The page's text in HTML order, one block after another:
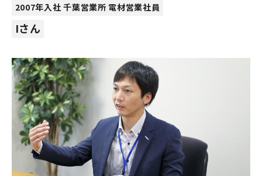
2007年入社 千葉営業所 電材営業社員
Iさん